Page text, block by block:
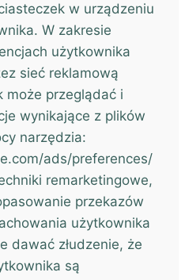
w urządzeniu
W zakresie
użytkownika
sieć reklamową
może przeglądać i
wynikające z plików
narzędzia:
ads/preferences/
remarketingowe,
przekazów
użytkownika
dawać złudzenie, że
są